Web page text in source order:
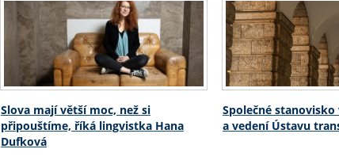
Slova mají větší moc, než si
připouštíme, říká lingvistka Hana
Dufková
Společné stanovisko
a vedení Ústavu